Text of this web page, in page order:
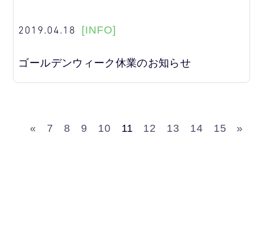
2019.04.18 [INFO]
ゴールデンウィーク休業のお知らせ
« 7 8 9 10 11 12 13 14 15 »